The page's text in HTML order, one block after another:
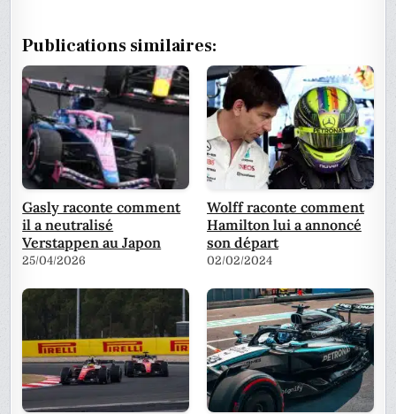
Publications similaires:
Gasly raconte comment
il a neutralisé
Verstappen au Japon
25/04/2026
Wolff raconte comment
Hamilton lui a annoncé
son départ
02/02/2024